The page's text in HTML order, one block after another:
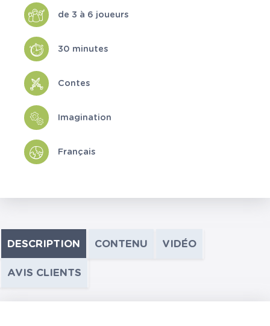
de 3 à 6 joueurs
30 minutes
Contes
Imagination
Français
DESCRIPTION CONTENU VIDÉO
AVIS CLIENTS